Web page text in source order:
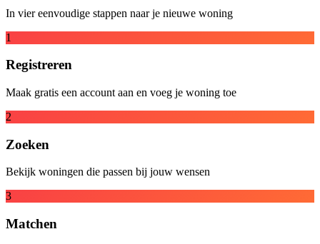
In vier eenvoudige stappen naar je nieuwe woning
1
Registreren
Maak gratis een account aan en voeg je woning toe
2
Zoeken
Bekijk woningen die passen bij jouw wensen
3
Matchen